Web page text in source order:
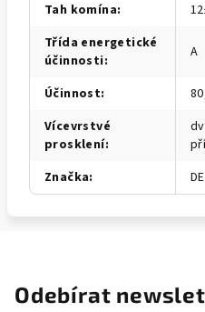
Tah komína:
Třída energetické
účinnosti: A
Účinnost:
Vícevrstvé
prosklení:
Značka:
Odebírat